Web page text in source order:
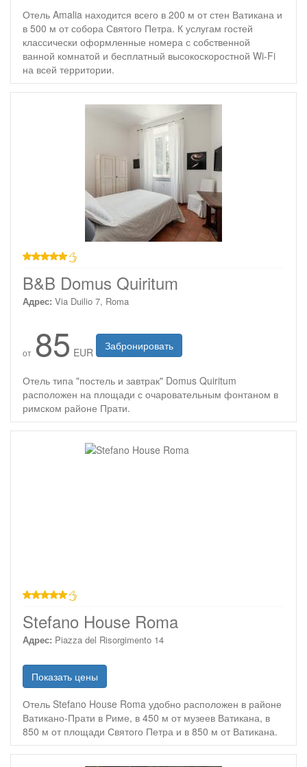
Отель Amalia находится всего в 200 м от стен Ватикана и
в 500 м от собора Святого Петра. К услугам гостей
классически оформленные номера с собственной
ванной комнатой и бесплатный высокоскоростной Wi-Fi
на всей территории.
B&B Domus Quiritum
Адрес: Via Duilio 7, Roma
от 85 EUR Забронировать
Отель типа "постель и завтрак" Domus Quiritum
расположен на площади с очаровательным фонтаном в
римском районе Прати.
Stefano House Roma
Адрес: Piazza del Risorgimento 14
Показать цены
Отель Stefano House Roma удобно расположен в районе
Ватикано-Прати в Риме, в 450 м от музеев Ватикана, в
850 м от площади Святого Петра и в 850 м от Ватикана.